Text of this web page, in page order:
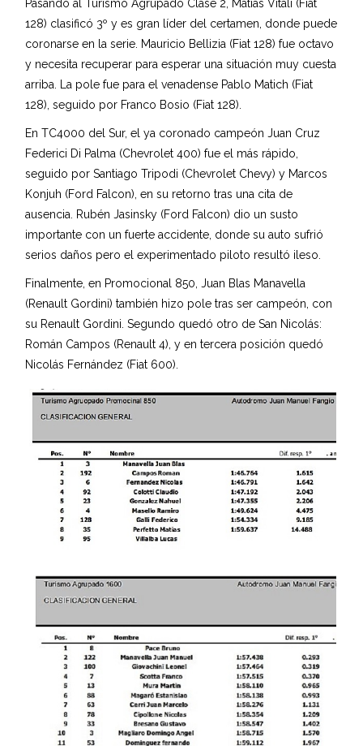
Pasando al Turismo Agrupado Clase 2, Matías Vitali (Fiat
128) clasificó 3º y es gran líder del certamen, donde puede
coronarse en la serie. Mauricio Bellizia (Fiat 128) fue octavo
y necesita recuperar para esperar una situación muy cuesta
arriba. La pole fue para el venadense Pablo Matich (Fiat
128), seguido por Franco Bosio (Fiat 128).
En TC4000 del Sur, el ya coronado campeón Juan Cruz
Federici Di Palma (Chevrolet 400) fue el más rápido,
seguido por Santiago Tripodi (Chevrolet Chevy) y Marcos
Konjuh (Ford Falcon), en su retorno tras una cita de
ausencia. Rubén Jasinsky (Ford Falcon) dio un susto
importante con un fuerte accidente, donde su auto sufrió
serios daños pero el experimentado piloto resultó ileso.
Finalmente, en Promocional 850, Juan Blas Manavella
(Renault Gordini) también hizo pole tras ser campeón, con
su Renault Gordini. Segundo quedó otro de San Nicolás:
Román Campos (Renault 4), y en tercera posición quedó
Nicolás Fernández (Fiat 600).